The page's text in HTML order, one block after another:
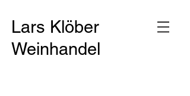
Lars Klöber
Weinhandel